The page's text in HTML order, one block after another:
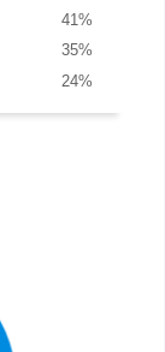
%
41
%
35
%
24